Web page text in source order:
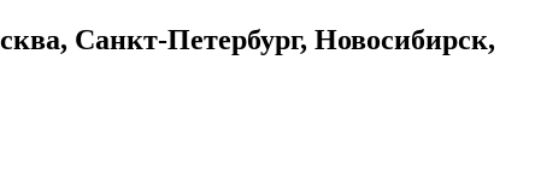
Санкт-Петербург, Новосибирск,